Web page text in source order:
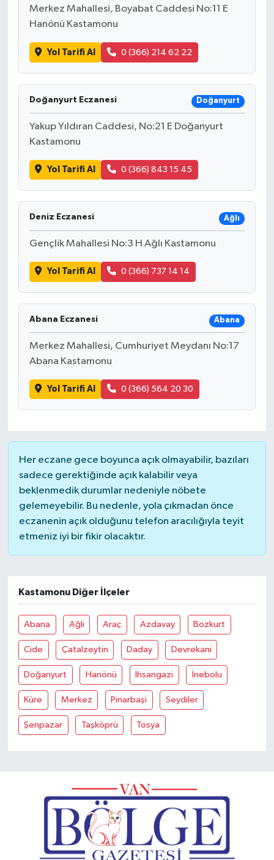
Merkez Mahallesi, Boyabat Caddesi No:11 E
Hanönü Kastamonu
Yol Tarifi Al 0 (366) 214 62 22
Doğanyurt Eczanesi Doğanyurt
Yakup Yıldıran Caddesi, No:21 E Doğanyurt
Kastamonu
Yol Tarifi Al 0 (366) 843 15 45
Deniz Eczanesi Ağlı
Gençlik Mahallesi No:3 H Ağlı Kastamonu
Yol Tarifi Al 0 (366) 737 14 14
Abana Eczanesi Abana
Merkez Mahallesi, Cumhuriyet Meydanı No:17
Abana Kastamonu
Yol Tarifi Al 0 (366) 564 20 30
Her eczane gece boyunca açık olmayabilir, bazıları
sadece gerektiğinde açık kalabilir veya
beklenmedik durumlar nedeniyle nöbete
gelemeyebilir. Bu nedenle, yola çıkmadan önce
eczanenin açık olduğunu telefon aracılığıyla teyit
etmeniz iyi bir fikir olacaktır.
Kastamonu Diğer İlçeler
Abana Ağli Araç Azdavay Bozkurt
Cide Çatalzeytin Daday Devrekani
Doğanyurt Hanönü İhsangazi İnebolu
Küre Merkez Pinarbaşi Seydiler
Şenpazar Taşköprü Tosya